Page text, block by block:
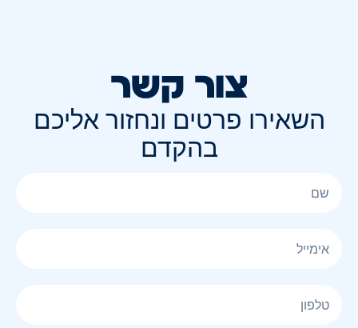
צור קשר
השאירו פרטים ונחזור אליכם
בהקדם